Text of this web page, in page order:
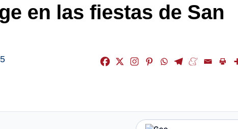
en las fiestas de San